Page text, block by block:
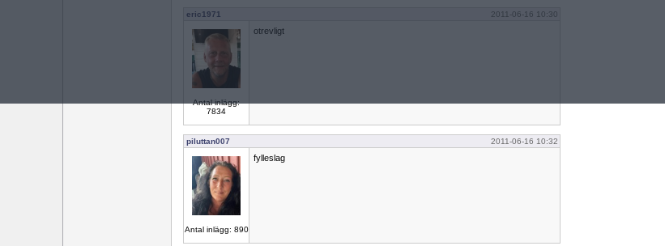
eric1971 2011-06-16 10:30
Antal inlägg:
7834
otrevligt
piluttan007 2011-06-16 10:32
Antal inlägg: 890
fylleslag